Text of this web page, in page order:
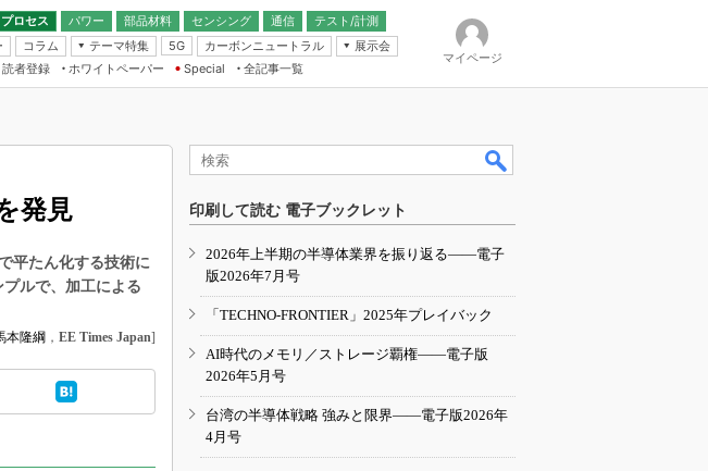
プロセス パワー 部品材料 センシング
通信
無線
テスト/計測
コラム
テーマ特集
）
5G カーボンニュートラル
展示会
IoT・エッジコンピューティング
EXPO
TECHNO-FRONTIER
人とくるま展
読者登録 ホワイトペーパー
Special
全記事一覧
マイページ
発見
平たん化する技術に
ルで、加工による
本隆綱 ， EE Times Japan]
印刷して読む 電子ブックレット
2026年上半期の半導体業界を振り返る――電子
版2026年7月号
「TECHNO-FRONTIER」2025年プレイバック
AI時代のメモリ／ストレージ覇権――電子版
2026年5月号
台湾の半導体戦略 強みと限界――電子版2026年
4月号